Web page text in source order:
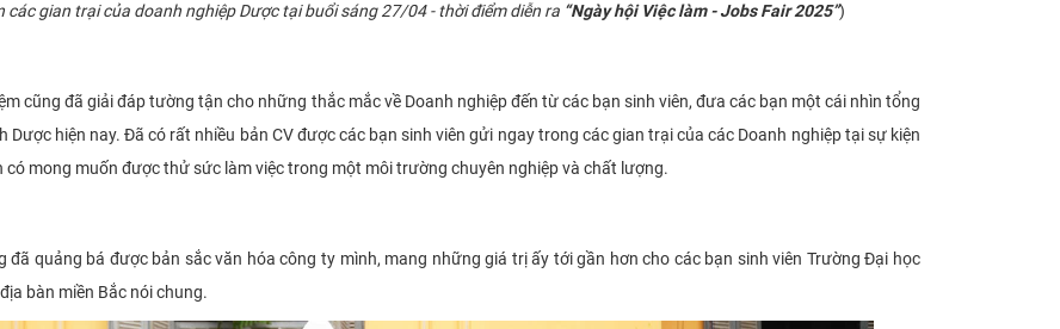
gian trại của doanh nghiệp Dược tại buổi sáng 27/04 - thời điểm diễn ra “Ngày hội Việc làm - Jobs Fair 2025”)
cũng đã giải đáp tường tận cho những thắc mắc về Doanh nghiệp đến từ các bạn sinh viên, đưa các bạn một cái nhìn tổng
hiện nay. Đã có rất nhiều bản CV được các bạn sinh viên gửi ngay trong các gian trại của các Doanh nghiệp tại sự kiện
có mong muốn được thử sức làm việc trong một môi trường chuyên nghiệp và chất lượng.
đã quảng bá được bản sắc văn hóa công ty mình, mang những giá trị ấy tới gần hơn cho các bạn sinh viên Trường Đại học
bàn miền Bắc nói chung.